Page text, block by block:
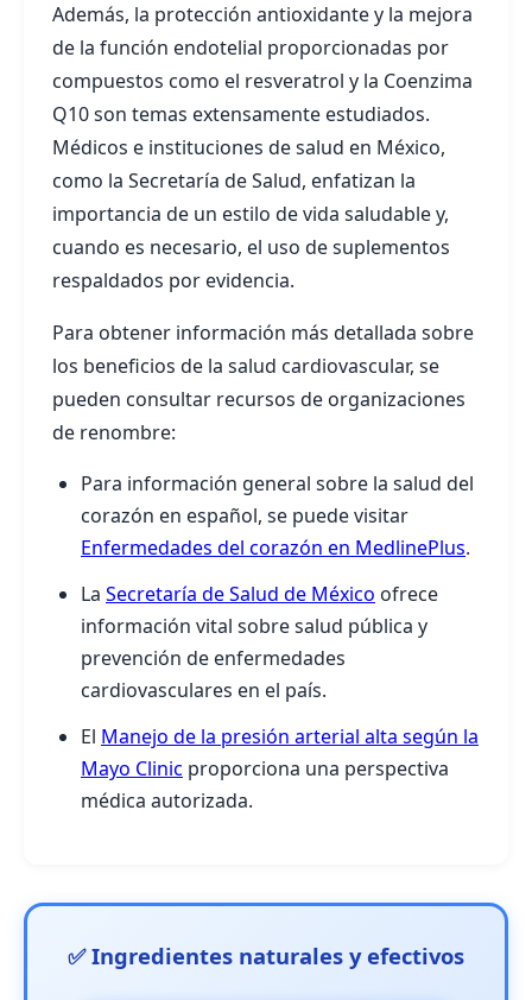
Además, la protección antioxidante y la mejora
de la función endotelial proporcionadas por
compuestos como el resveratrol y la Coenzima
Q10 son temas extensamente estudiados.
Médicos e instituciones de salud en México,
como la Secretaría de Salud, enfatizan la
importancia de un estilo de vida saludable y,
cuando es necesario, el uso de suplementos
respaldados por evidencia.
Para obtener información más detallada sobre
los beneficios de la salud cardiovascular, se
pueden consultar recursos de organizaciones
de renombre:
Para información general sobre la salud del
corazón en español, se puede visitar
Enfermedades del corazón en MedlinePlus.
La Secretaría de Salud de México ofrece
información vital sobre salud pública y
prevención de enfermedades
cardiovasculares en el país.
El Manejo de la presión arterial alta según la
Mayo Clinic proporciona una perspectiva
médica autorizada.
✅ Ingredientes naturales y efectivos